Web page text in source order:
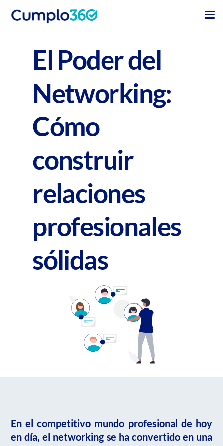
El Poder del
Networking:
Cómo
construir
relaciones
profesionales
sólidas
En el competitivo mundo profesional de hoy
en día, el networking se ha convertido en una